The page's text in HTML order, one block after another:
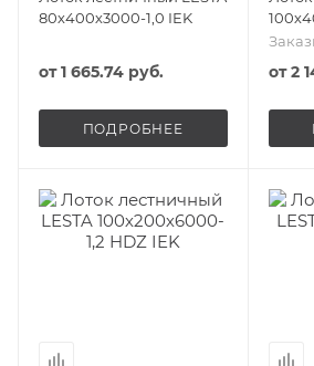
80х400х3000-1,0 IEK
от1 665.74 руб.
ПОДРОБНЕЕ
от2